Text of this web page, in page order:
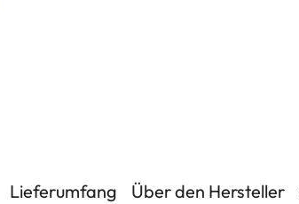
Lieferumfang Über den Hersteller